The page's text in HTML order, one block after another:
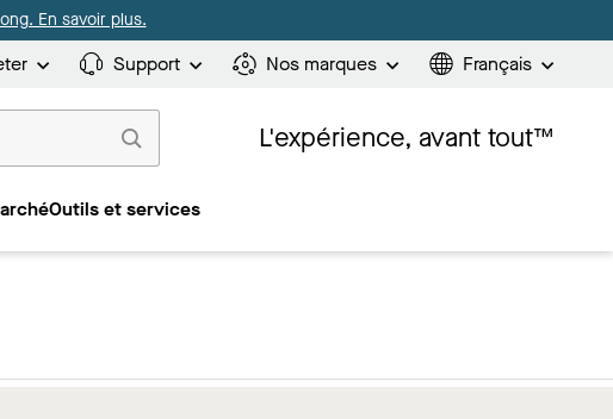
En savoir plus.
Support Nos marques Français
L'expérience, avant tout™
Outils et services